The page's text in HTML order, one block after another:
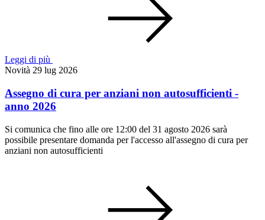
Leggi di più
Novità 29 lug 2026
Assegno di cura per anziani non autosufficienti -
anno 2026
Si comunica che fino alle ore 12:00 del 31 agosto 2026 sarà
possibile presentare domanda per l'accesso all'assegno di cura per
anziani non autosufficienti